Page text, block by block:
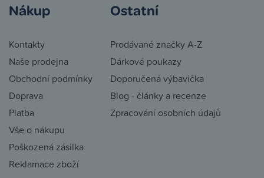
Nákup
Kontakty
Naše prodejna
Obchodní podmínky
Doprava
Platba
Vše o nákupu
Poškozená zásilka
Reklamace zboží
Ostatní
Prodávané značky A-Z
Dárkové poukazy
Doporučená výbavička
Blog - články a recenze
Zpracování osobních údajů